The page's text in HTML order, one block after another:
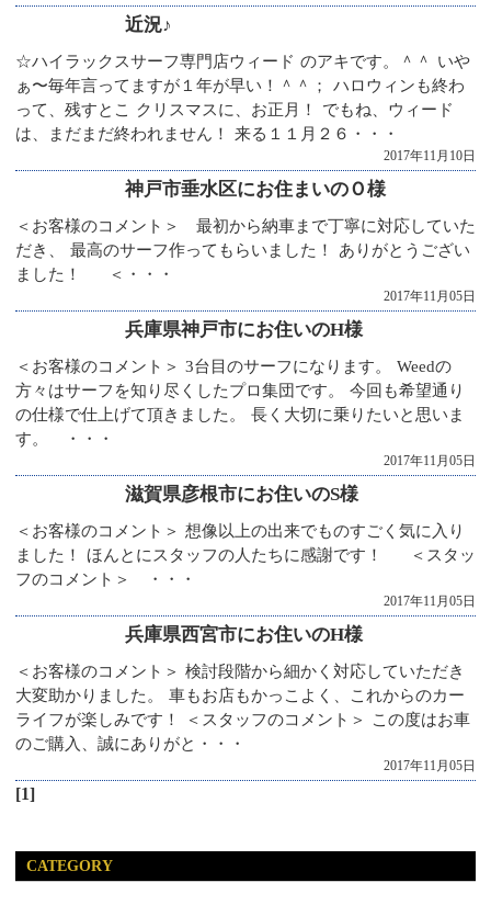
近況♪
☆ハイラックスサーフ専門店ウィード のアキです。＾＾ いや
ぁ〜毎年言ってますが１年が早い！＾＾； ハロウィンも終わ
って、残すとこ クリスマスに、お正月！ でもね、ウィード
は、まだまだ終われません！ 来る１１月２６・・・
2017年11月10日
神戸市垂水区にお住まいのＯ様
＜お客様のコメント＞ 最初から納車まで丁寧に対応していた
だき、 最高のサーフ作ってもらいました！ ありがとうござい
ました！ ＜・・・
2017年11月05日
兵庫県神戸市にお住いのH様
＜お客様のコメント＞ 3台目のサーフになります。 Weedの
方々はサーフを知り尽くしたプロ集団です。 今回も希望通り
の仕様で仕上げて頂きました。 長く大切に乗りたいと思いま
す。 ・・・
2017年11月05日
滋賀県彦根市にお住いのS様
＜お客様のコメント＞ 想像以上の出来でものすごく気に入り
ました！ ほんとにスタッフの人たちに感謝です！ ＜スタッ
フのコメント＞ ・・・
2017年11月05日
兵庫県西宮市にお住いのH様
＜お客様のコメント＞ 検討段階から細かく対応していただき
大変助かりました。 車もお店もかっこよく、これからのカー
ライフが楽しみです！ ＜スタッフのコメント＞ この度はお車
のご購入、誠にありがと・・・
2017年11月05日
[1]
CATEGORY